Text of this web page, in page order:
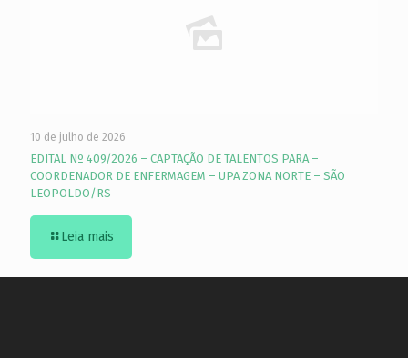
10 de julho de 2026
EDITAL Nº 409/2026 – CAPTAÇÃO DE TALENTOS PARA –
COORDENADOR DE ENFERMAGEM – UPA ZONA NORTE – SÃO
LEOPOLDO/RS
Leia mais